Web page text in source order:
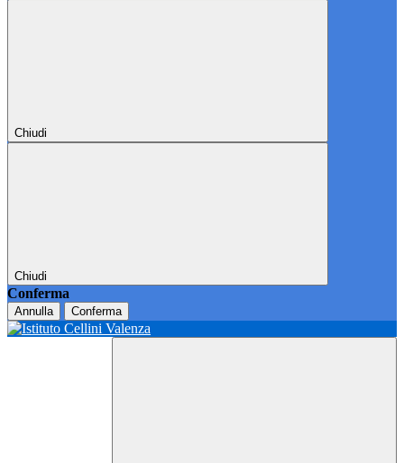
Chiudi
Chiudi
Conferma
Annulla Conferma